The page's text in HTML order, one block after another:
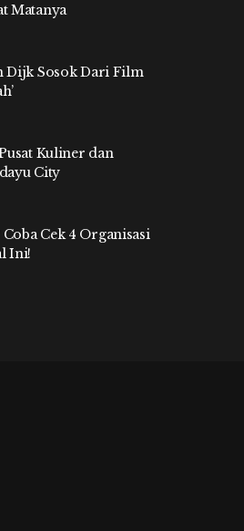
Matanya
Dijk Sosok Dari Film
Kuliner dan
City
Cek 4 Organisasi
Ini!